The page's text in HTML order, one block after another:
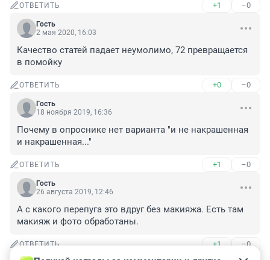
ОТВЕТИТЬ +1 –0
Гость
2 мая 2020, 16:03
Качество статей падает неумолимо, 72 превращается
в помойку
ОТВЕТИТЬ +0 –0
Гость
18 ноября 2019, 16:36
Почему в опроснике нет варианта "и не накрашенная
и накрашенная..."
ОТВЕТИТЬ +1 –0
Гость
26 августа 2019, 12:46
А с какого перепуга это вдруг без макияжа. Есть там
макияж и фото обработаны.
ОТВЕТИТЬ +1 –0